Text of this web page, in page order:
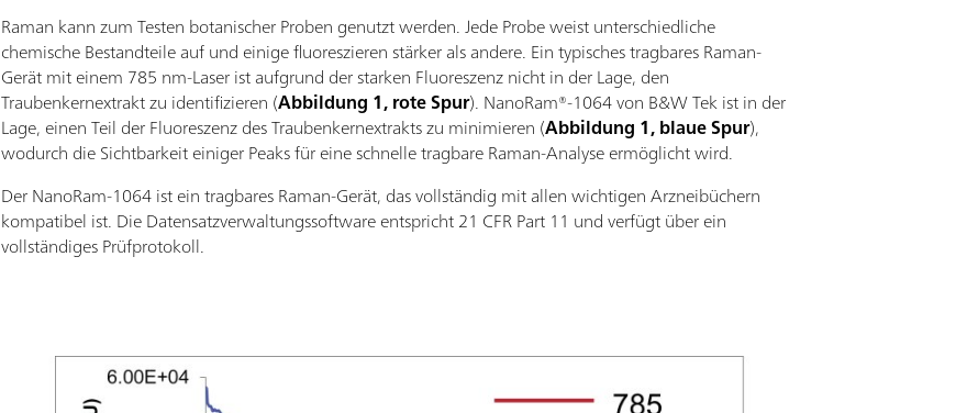
Raman kann zum Testen botanischer Proben genutzt werden. Jede Probe weist unterschiedliche
chemische Bestandteile auf und einige fluoreszieren stärker als andere. Ein typisches tragbares Raman-
Gerät mit einem 785 nm-Laser ist aufgrund der starken Fluoreszenz nicht in der Lage, den
Traubenkernextrakt zu identifizieren (Abbildung 1, rote Spur). NanoRam®-1064 von B&W Tek ist in der
Lage, einen Teil der Fluoreszenz des Traubenkernextrakts zu minimieren (Abbildung 1, blaue Spur),
wodurch die Sichtbarkeit einiger Peaks für eine schnelle tragbare Raman-Analyse ermöglicht wird.
Der NanoRam-1064 ist ein tragbares Raman-Gerät, das vollständig mit allen wichtigen Arzneibüchern
kompatibel ist. Die Datensatzverwaltungssoftware entspricht 21 CFR Part 11 und verfügt über ein
vollständiges Prüfprotokoll.